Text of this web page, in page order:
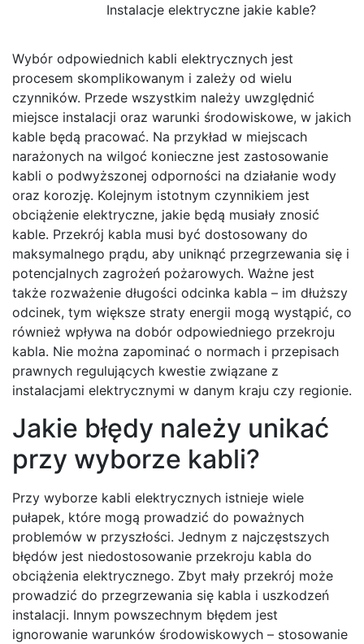
Instalacje elektryczne jakie kable?
Wybór odpowiednich kabli elektrycznych jest
procesem skomplikowanym i zależy od wielu
czynników. Przede wszystkim należy uwzględnić
miejsce instalacji oraz warunki środowiskowe, w jakich
kable będą pracować. Na przykład w miejscach
narażonych na wilgoć konieczne jest zastosowanie
kabli o podwyższonej odporności na działanie wody
oraz korozję. Kolejnym istotnym czynnikiem jest
obciążenie elektryczne, jakie będą musiały znosić
kable. Przekrój kabla musi być dostosowany do
maksymalnego prądu, aby uniknąć przegrzewania się i
potencjalnych zagrożeń pożarowych. Ważne jest
także rozważenie długości odcinka kabla – im dłuższy
odcinek, tym większe straty energii mogą wystąpić, co
również wpływa na dobór odpowiedniego przekroju
kabla. Nie można zapominać o normach i przepisach
prawnych regulujących kwestie związane z
instalacjami elektrycznymi w danym kraju czy regionie.
Jakie błędy należy unikać
przy wyborze kabli?
Przy wyborze kabli elektrycznych istnieje wiele
pułapek, które mogą prowadzić do poważnych
problemów w przyszłości. Jednym z najczęstszych
błędów jest niedostosowanie przekroju kabla do
obciążenia elektrycznego. Zbyt mały przekrój może
prowadzić do przegrzewania się kabla i uszkodzeń
instalacji. Innym powszechnym błędem jest
ignorowanie warunków środowiskowych – stosowanie